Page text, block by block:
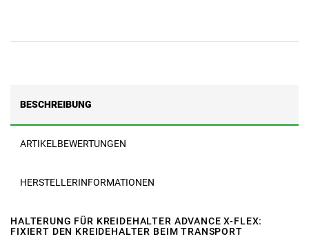
BESCHREIBUNG
ARTIKELBEWERTUNGEN
HERSTELLERINFORMATIONEN
HALTERUNG FÜR KREIDEHALTER ADVANCE X-FLEX:
FIXIERT DEN KREIDEHALTER BEIM TRANSPORT